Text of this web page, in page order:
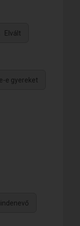
Elvált
e gyereket